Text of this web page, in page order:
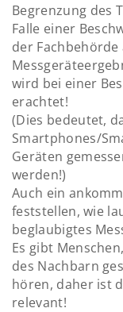
Begrenzung des
Falle einer
der
wird bei einer
erachtet!
(Dies bedeutet,
Smartphones/
Geräten
werden!)
Auch ein
feststellen, wie
beglaubigtes
Es gibt
des Nachbarn
hören, daher ist
relevant!